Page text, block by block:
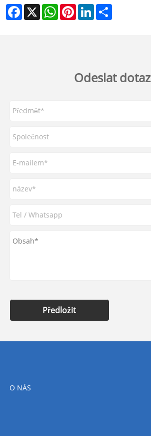
Facebook
X WhatsAppPinterestLinkedIn
Odeslat dotaz
Předložit
O NÁS